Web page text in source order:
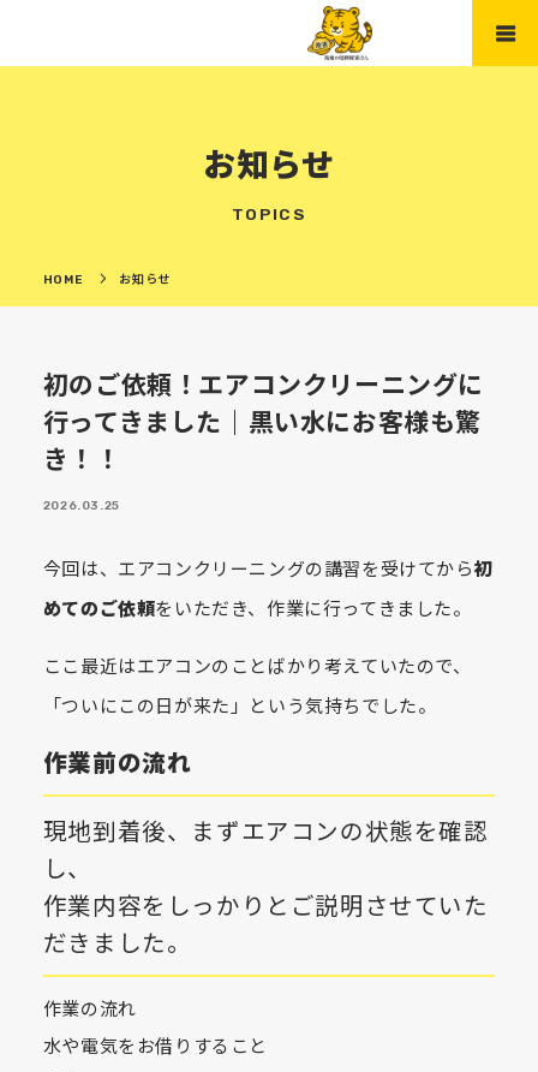
お知らせ
TOPICS
HOME お知らせ
初のご依頼！エアコンクリーニングに
行ってきました｜黒い水にお客様も驚
き！！
2026.03.25
今回は、エアコンクリーニングの講習を受けてから初
めてのご依頼をいただき、作業に行ってきました。
ここ最近はエアコンのことばかり考えていたので、
「ついにこの日が来た」という気持ちでした。
作業前の流れ
現地到着後、まずエアコンの状態を確認
し、
作業内容をしっかりとご説明させていた
だきました。
作業の流れ
水や電気をお借りすること